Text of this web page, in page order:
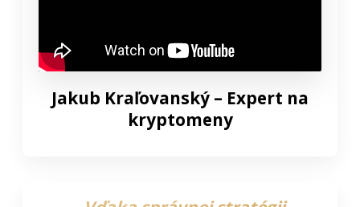
Jakub Kraľovanský – Expert na
kryptomeny